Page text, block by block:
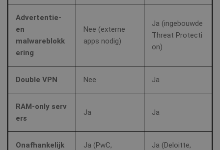
Advertentie‑
en
malwareblokk
ering
Nee (externe
apps nodig)
Ja (ingebouwde
Threat Protecti
on)
Double VPN Nee Ja
RAM‑only serv
ers
Ja Ja
Onafhankelijk
Ja (PwC,
Ja (Deloitte,